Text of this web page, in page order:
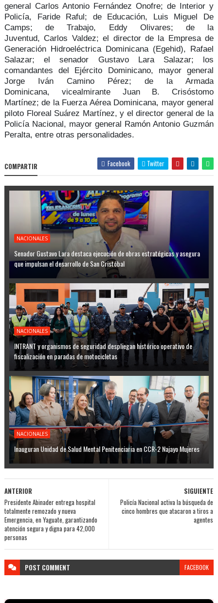
general Carlos Antonio Fernández Onofre; de Interior y
Policía, Faride Raful; de Educación, Luis Miguel De
Camps; de Trabajo, Eddy Olivares; de la
Juventud,Carlos Valdez; el director de la Empresa de
Generación Hidroeléctrica Dominicana (Egehid), Rafael
Salazar; el senador Gustavo Lara Salazar; los
comandantes del Ejército Dominicano, mayor general
Jorge Iván Camino Pérez; de la Armada
Dominicana, vicealmirante Juan B. Crisóstomo
Martínez;de la Fuerza Aérea Dominicana, mayor general
piloto Floreal Suárez Martínez, y el director general de la
Policía Nacional, mayor general Ramón Antonio Guzmán
Peralta, entre otras personalidades.
COMPARTIR Facebook Twitter
NACIONALES
Senador Gustavo Lara destaca ejecución de obras estratégicas y asegura
que impulsan el desarrollo de San Cristóbal
NACIONALES
INTRANT y organismos de seguridad despliegan histórico operativo de
fiscalización en paradas de motocicletas
NACIONALES
Inauguran Unidad de Salud Mental Penitenciaria en CCR-2 Najayo Mujeres
SIGUIENTE
Policía Nacional activa la búsqueda de
cinco hombres que atacaron a tiros a
agentes
ANTERIOR
Presidente Abinader entrega hospital
totalmente remozado y nueva
Emergencia, en Yaguate, garantizando
atención segura y digna para 42,000
personas
POST COMMENT FACEBOOK